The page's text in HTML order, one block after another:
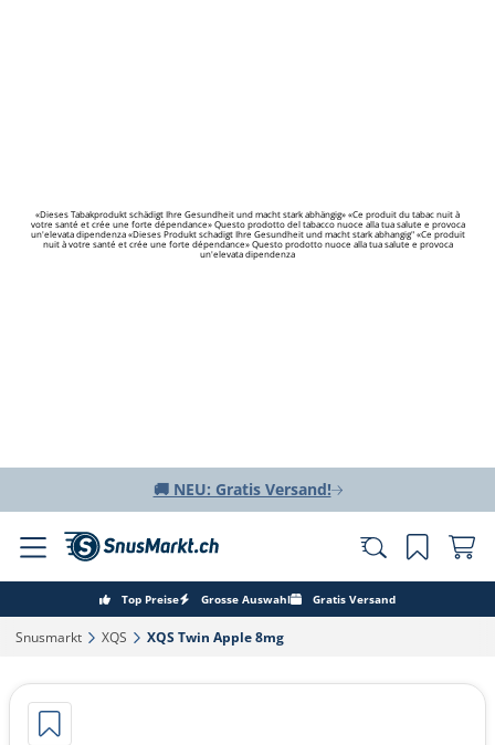
«Dieses Tabakprodukt schädigt Ihre Gesundheit und macht stark abhängig» «Ce produit du tabac nuit à
votre santé et crée une forte dépendance» Questo prodotto del tabacco nuoce alla tua salute e provoca
un'elevata dipendenza «Dieses Produkt schadigt Ihre Gesundheit und macht stark abhangig" «Ce produit
nuit à votre santé et crée une forte dépendance» Questo prodotto nuoce alla tua salute e provoca
un'elevata dipendenza
🚚 NEU: Gratis Versand!
Top Preise Grosse Auswahl Gratis Versand
Snusmarkt‎ XQS‎ XQS Twin Apple 8mg‎